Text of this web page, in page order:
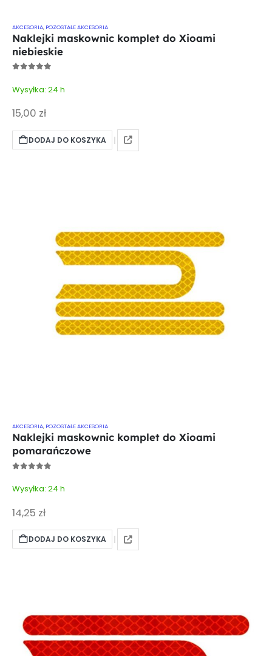
AKCESORIA, POZOSTAŁE AKCESORIA
Naklejki maskownic komplet do Xioami
niebieskie
Wysyłka: 24 h
15,00 zł
DODAJ DO KOSZYKA
AKCESORIA, POZOSTAŁE AKCESORIA
Naklejki maskownic komplet do Xioami
pomarańczowe
Wysyłka: 24 h
14,25 zł
DODAJ DO KOSZYKA